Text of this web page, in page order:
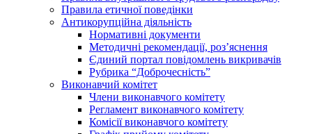
Правила етичної поведінки
Антикорупційна діяльність
Нормативні документи
Методичні рекомендації, роз’яснення
Єдиний портал повідомлень викривачів
Рубрика “Доброчесність”
Виконавчий комітет
Члени виконавчого комітету
Регламент виконавчого комітету
Комісії виконавчого комітету